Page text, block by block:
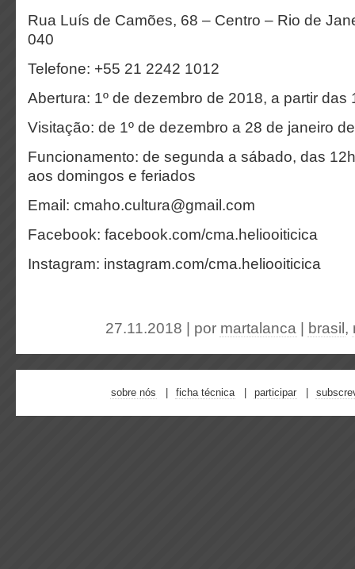
Rua Luís de Camões, 68 – Centro – Rio de
040
Telefone: +55 21 2242 1012
Abertura: 1º de dezembro de 2018, a partir das
Visitação: de 1º de dezembro a 28 de janeiro
Funcionamento: de segunda a sábado, das
aos domingos e feriados
Email: cmaho.cultura@gmail.com
Facebook: facebook.com/cma.heliooiticica
Instagram: instagram.com/cma.heliooiticica
27.11.2018 | por martalanca brasil ,
sobre nós ficha técnica participar